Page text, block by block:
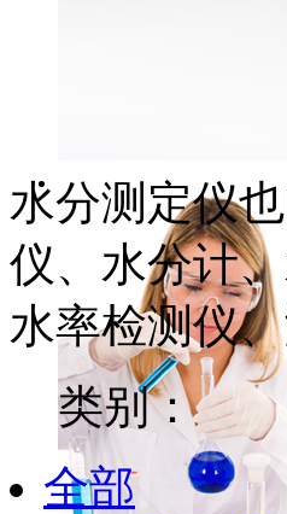
水分测定仪
仪、水分计
水率检测仪
类别：
全部